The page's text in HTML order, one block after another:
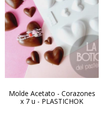
Molde Acetato - Corazones
x 7 u - PLASTICHOK